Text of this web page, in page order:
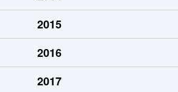
2015
2016
2017